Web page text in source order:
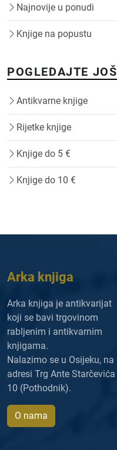
Najnovije u ponudi
Knjige na popustu
POGLEDAJTE JOŠ
Antikvarne knjige
Rijetke knjige
Knjige do 5 €
Knjige do 10 €
Arka knjiga
Arka knjiga je antikvarijat
koji se bavi trgovinom
rabljenim i antikvarnim
knjigama.
Nalazimo se u Osijeku, na
adresi Trg Ante Starčevića
10 (Pothodnik).
O nama